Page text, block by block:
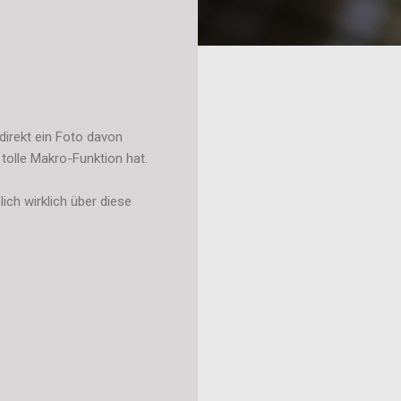
ein Foto davon
Makro-Funktion hat.
wirklich über diese